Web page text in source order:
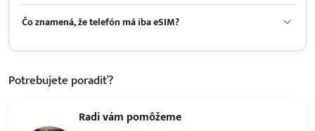
Čo znamená, že telefón má iba eSIM?
Potrebujete poradiť?
Radi vám pomôžeme